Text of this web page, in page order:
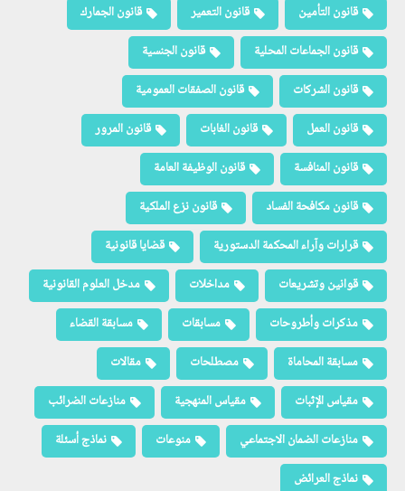
قانون التأمين
قانون التعمير
قانون الجمارك
قانون الجماعات المحلية
قانون الجنسية
قانون الشركات
قانون الصفقات العمومية
قانون العمل
قانون الغابات
قانون المرور
قانون المنافسة
قانون الوظيفة العامة
قانون مكافحة الفساد
قانون نزع الملكية
قرارات وآراء المحكمة الدستورية
قضايا قانونية
قوانين وتشريعات
مداخلات
مدخل العلوم القانونية
مذكرات وأطروحات
مسابقات
مسابقة القضاء
مسابقة المحاماة
مصطلحات
مقالات
مقياس الإثبات
مقياس المنهجية
منازعات الضرائب
منازعات الضمان الاجتماعي
منوعات
نماذج أسئلة
نماذج العرائض